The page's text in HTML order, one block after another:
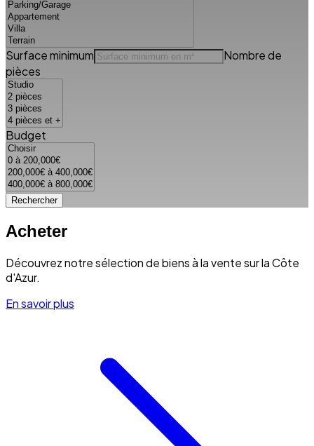
Surface minimum
Nombre de
pièces
Budget
Rechercher
Acheter
Découvrez notre sélection de biens à la vente sur la Côte
d'Azur.
En savoir plus